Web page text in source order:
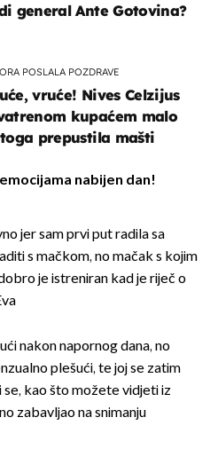
general Ante Gotovina?
POSLALA POZDRAVE
vruće! Nives Celzijus
kupaćem malo
prepustila mašti
nabijen dan!
jer sam prvi put radila sa
s mačkom, no mačak s kojim
je istreniran kad je riječ o
nakon napornog dana, no
plešući, te joj se zatim
kao što možete vidjeti iz
zabavljao na snimanju